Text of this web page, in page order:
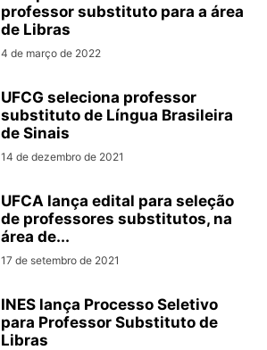
professor substituto para a área
de Libras
4 de março de 2022
UFCG seleciona professor
substituto de Língua Brasileira
de Sinais
14 de dezembro de 2021
UFCA lança edital para seleção
de professores substitutos, na
área de...
17 de setembro de 2021
INES lança Processo Seletivo
para Professor Substituto de
Libras